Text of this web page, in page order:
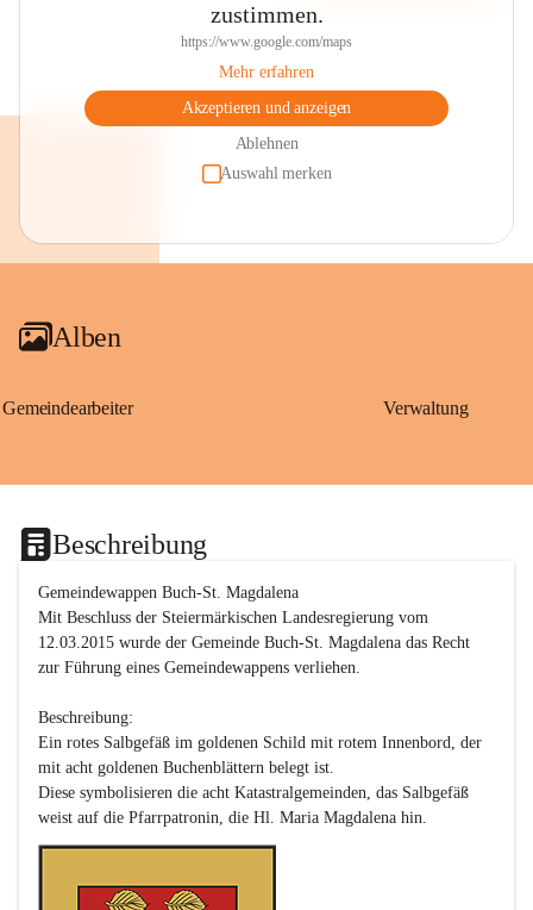
zustimmen.
https://www.google.com/maps
Mehr erfahren
Akzeptieren und anzeigen
Ablehnen
Auswahl merken
Alben
Gemeindearbeiter Verwaltung
Beschreibung
Gemeindewappen Buch-St. Magdalena
Mit Beschluss der Steiermärkischen Landesregierung vom
12.03.2015 wurde der Gemeinde Buch-St. Magdalena das Recht
zur Führung eines Gemeindewappens verliehen.
Beschreibung:
Ein rotes Salbgefäß im goldenen Schild mit rotem Innenbord, der
mit acht goldenen Buchenblättern belegt ist.
Diese symbolisieren die acht Katastralgemeinden, das Salbgefäß